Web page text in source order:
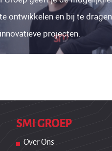
ontwikkelen en bij te
innovatieve projecten.
SMI GROEP
Over Ons